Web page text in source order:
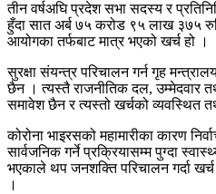
तीन वर्षअघि प्रदेश सभा सदस्य र
हुँदा सात अर्ब ७५ करोड ९५ लाख ३७५
आयोगका तर्फबाट मात्र भएको खर्च हो ।
सुरक्षा संयन्त्र परिचालन गर्न गृह
छैन । त्यस्तै राजनीतिक दल, उम्मेदवार
समावेश छैन र त्यस्तो खर्चको व्यवस्थित
कोरोना भाइरसको महामारीका कारण
सार्वजनिक गर्ने प्रक्रियासम्म पुग्दा
भएकाले थप जनशक्ति परिचालन गर्दा
।